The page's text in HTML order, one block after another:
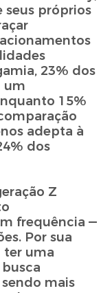
seus próprios
23% dos
um
15%
adepta à
dos
Z
frequência —
Por sua
ter uma
mais